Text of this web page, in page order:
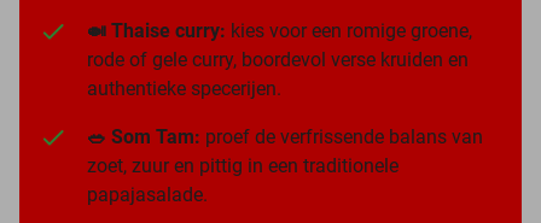
🍛 Thaise curry: kies voor een romige groene,
rode of gele curry, boordevol verse kruiden en
authentieke specerijen.
🥗 Som Tam: proef de verfrissende balans van
zoet, zuur en pittig in een traditionele
papajasalade.